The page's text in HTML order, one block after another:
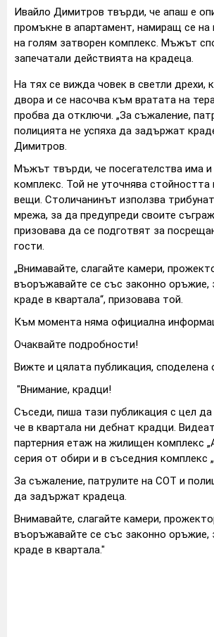
Ивайло Димитров твърди, че апаш е
промъкне в апартамент, намиращ се на
на голям затворен комплекс. Мъжът
запечатали действията на крадеца.
На тях се вижда човек в светли дрехи,
двора и се насочва към вратата на
пробва да отключи. „За съжаление,
полицията не успяха да задържат
Димитров.
Мъжът твърди, че посегателства има
комплекс. Той не уточнява стойността
вещи. Столичанинът използва
мрежа, за да предупреди своите
призовава да се подготвят за
гости.
„Внимавайте, слагайте камери,
въоръжавайте се със законно оръжие,
краде в квартала“, призовава той.
Към момента няма официална
Очаквайте подробности!
Вижте и цялата публикация,
"Внимание, крадци!
Съседи, пиша тази публикация с цел
че в квартала ни дебнат крадци.
партерния етаж на жилищен комплекс
серия от обири и в съседния комплекс
За съжаление, патрулите на СОТ и
да задържат крадеца.
Внимавайте, слагайте камери,
въоръжавайте се със законно оръжие,
краде в квартала."